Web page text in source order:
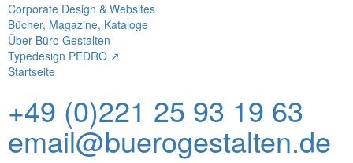
Corporate Design & Websites
Bücher, Magazine, Kataloge
Über Büro Gestalten
Typedesign PEDRO ↗
Startseite
+49 (0)221 25 93 19 63
email@buerogestalten.de